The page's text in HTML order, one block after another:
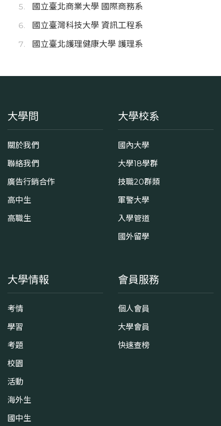
國立臺北商業大學 國際商務系
國立臺灣科技大學 資訊工程系
國立臺北護理健康大學 護理系
大學問
關於我們
聯絡我們
廣告行銷合作
高中生
高職生
大學校系
國內大學
大學18學群
技職20群類
軍警大學
入學管道
國外留學
大學情報
考情
學習
考題
校園
活動
海外生
國中生
會員服務
個人會員
大學會員
快速查榜